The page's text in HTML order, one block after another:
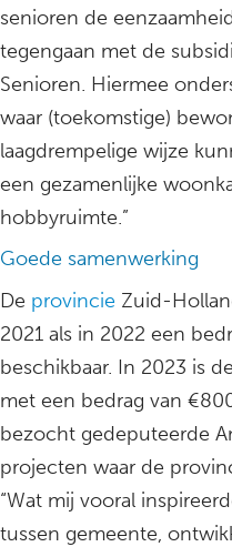
senioren de
tegengaan met de
Senioren. Hiermee
waar (toekomstige)
laagdrempelige wijze
een gezamenlijke
hobbyruimte.”
Goede samenwerking
De provincie Zuid-
2021 als in 2022 een
beschikbaar. In 2023 is
met een bedrag van
bezocht gedeputeerde
projecten waar de
“Wat mij vooral
tussen gemeente,